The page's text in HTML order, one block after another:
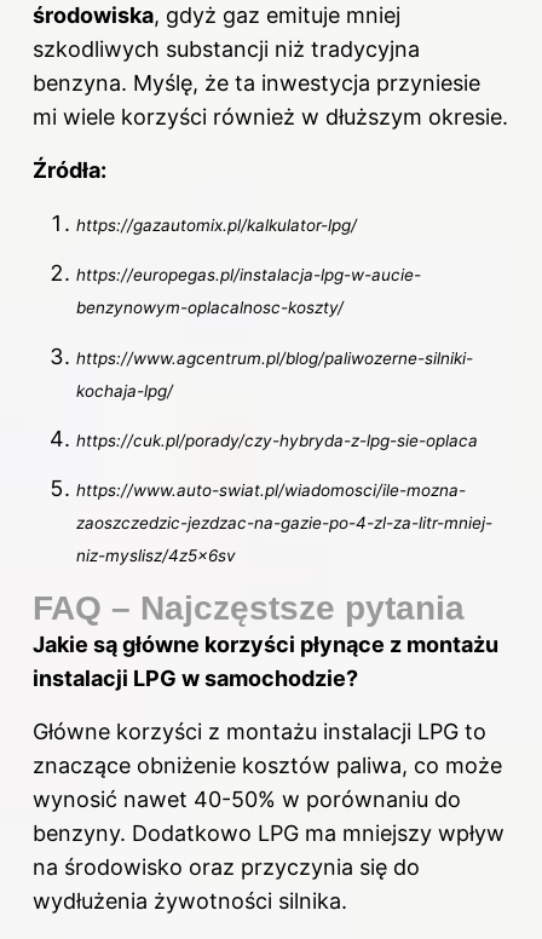
środowiska, gdyż gaz emituje mniej
szkodliwych substancji niż tradycyjna
benzyna. Myślę, że ta inwestycja przyniesie
mi wiele korzyści również w dłuższym okresie.
Źródła:
https://gazautomix.pl/kalkulator-lpg/
https://europegas.pl/instalacja-lpg-w-aucie-
benzynowym-oplacalnosc-koszty/
https://www.agcentrum.pl/blog/paliwozerne-silniki-
kochaja-lpg/
https://cuk.pl/porady/czy-hybryda-z-lpg-sie-oplaca
https://www.auto-swiat.pl/wiadomosci/ile-mozna-
zaoszczedzic-jezdzac-na-gazie-po-4-zl-za-litr-mniej-
niz-myslisz/4z5x6sv
FAQ – Najczęstsze pytania
Jakie są główne korzyści płynące z montażu
instalacji LPG w samochodzie?
Główne korzyści z montażu instalacji LPG to
znaczące obniżenie kosztów paliwa, co może
wynosić nawet 40-50% w porównaniu do
benzyny. Dodatkowo LPG ma mniejszy wpływ
na środowisko oraz przyczynia się do
wydłużenia żywotności silnika.